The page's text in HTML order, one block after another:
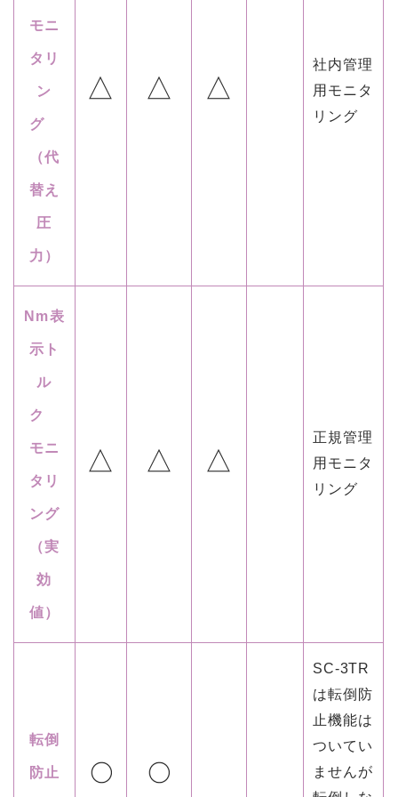
モニ
タリ
ン
グ
（代
替え
圧
力）
△ △ △
社内管理
用モニタ
リング
Nm表
示ト
ル
ク
モニ
タリ
ング
（実
効
値）
△ △ △
正規管理
用モニタ
リング
転倒
防止
SC-3TR
は転倒防
止機能は
ついてい
ませんが